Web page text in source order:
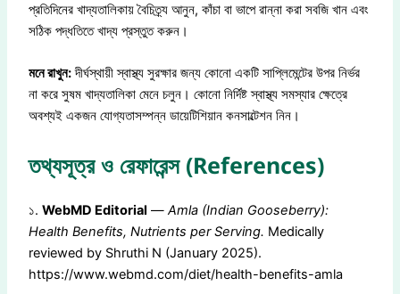
প্রতিদিনের খাদ্যতালিকায় বৈচিত্র্য আনুন, কাঁচা বা ভাপে রান্না করা সবজি খান এবং
সঠিক পদ্ধতিতে খাদ্য প্রস্তুত করুন।
মনে রাখুন:দীর্ঘস্থায়ী স্বাস্থ্য সুরক্ষার জন্য কোনো একটি সাপ্লিমেন্টের উপর নির্ভর
না করে সুষম খাদ্যতালিকা মেনে চলুন। কোনো নির্দিষ্ট স্বাস্থ্য সমস্যার ক্ষেত্রে
অবশ্যই একজন যোগ্যতাসম্পন্ন ডায়েটিশিয়ান কনসাল্টেশন নিন।
তথ্যসূত্র ও রেফারেন্স (References)
১.WebMD Editorial —Amla (Indian Gooseberry):
Health Benefits, Nutrients per Serving. Medically
reviewed by Shruthi N (January 2025).
https://www.webmd.com/diet/health-benefits-amla